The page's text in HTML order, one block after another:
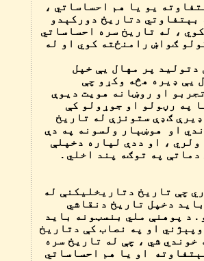
یو یا هم احساساتي ،
بېتفاوتي دتاریخ دورکېدو
، له تاریخ سره احساساتي
ګواښ رامنځته کوي او له
دتولید پر مهال یې خپل
یې ډیره هڅه وکړو چې
او روښانه هویت دیوې
په رڼولو او جوړولو کې
ګډې ستونزې له تاریخ
او هوښېار ولسونه په دې
، او ددې لپاره دخپلې
په توګه پند اخلي .
چې تاریخ دتاریخلیکنې له
دخپل تاریخ دنقاشي
د پوهنې ملي بنسټونه باید
او په نصاب کې دتاریخ
شي ، چې له تاریخ سره
او یا هم احساساتي